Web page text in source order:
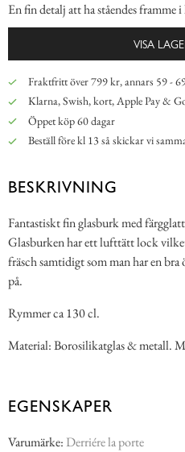
En fin detalj att ha ståendes framme
VISA
Fraktfritt över 799 kr, annars 59 -
Klarna, Swish, kort, Apple Pay &
Öppet köp 60 dagar
Beställ före kl 13 så skickar vi
BESKRIVNING
Fantastiskt fin glasburk med
Glasburken har ett lufttätt lock
fräsch samtidigt som man har en
på.
Rymmer ca 130 cl.
Material: Borosilikatglas & metall.
EGENSKAPER
Varumärke: Derriére la porte